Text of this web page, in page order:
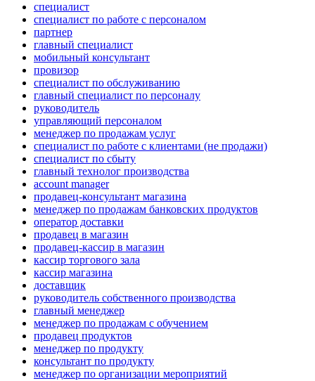
специалист
специалист по работе с персоналом
партнер
главный специалист
мобильный консультант
провизор
специалист по обслуживанию
главный специалист по персоналу
руководитель
управляющий персоналом
менеджер по продажам услуг
специалист по работе с клиентами (не продажи)
специалист по сбыту
главный технолог производства
account manager
продавец-консультант магазина
менеджер по продажам банковских продуктов
оператор доставки
продавец в магазин
продавец-кассир в магазин
кассир торгового зала
кассир магазина
доставщик
руководитель собственного производства
главный менеджер
менеджер по продажам с обучением
продавец продуктов
менеджер по продукту
консультант по продукту
менеджер по организации мероприятий